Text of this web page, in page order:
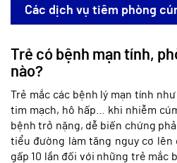
Các dịch vụ tiêm phòng
Trẻ có bệnh mạn tính,
nào?
Trẻ mắc các bệnh lý mạn tính
tim mạch, hô hấp… khi nhiễm
bệnh trở nặng, dễ biến chứng
tiểu đường làm tăng nguy cơ lên
gấp 10 lần đối với những trẻ mắc